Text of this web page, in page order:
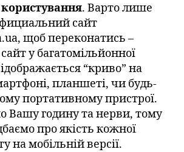
користування. Варто лише
сайт
щоб переконатись –
у багатомільйонної
“криво” на
планшеті, чи будь-
портативному пристрої.
Вашу годину та нерви, тому
про якість кожної
на мобільній версії.